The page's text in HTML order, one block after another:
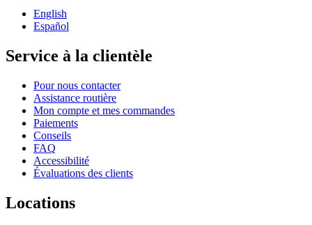
English
Español
Service à la clientèle
Pour nous contacter
Assistance routière
Mon compte et mes commandes
Paiements
Conseils
FAQ
Accessibilité
Évaluations des clients
Locations